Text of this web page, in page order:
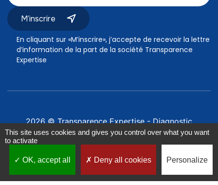
M’inscrire
En cliquant sur «M’inscrire», j’accepte de recevoir la lettre
d’information de la part de la société Transparence
Expertise
2026 © Transparence Expertise -Diagnostic
immobilier Fontvieille
RCS 943 247 528 - Tél. :
This site uses cookies and gives you control over what you want
to activate
OK, accept all Deny all cookies Personalize